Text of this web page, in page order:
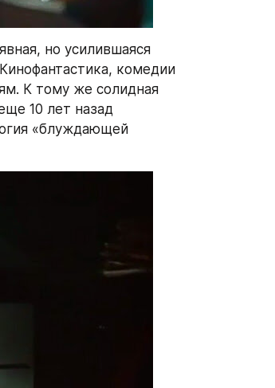
но усилившаяся
комедии
К тому же солидная
10 лет назад
«блуждающей